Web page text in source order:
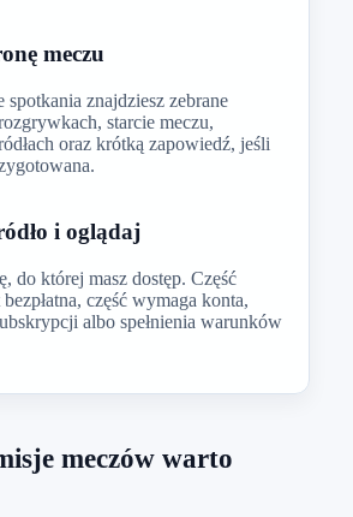
meczu
spotkania znajdziesz zebrane
starcie meczu,
oraz krótką zapowiedź, jeśli
i oglądaj
do której masz dostęp. Część
część wymaga konta,
albo spełnienia warunków
meczów warto